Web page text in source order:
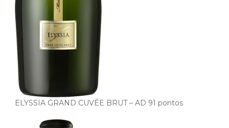
ELYSSIA GRAND CUVÉE BRUT – AD 91 pontos